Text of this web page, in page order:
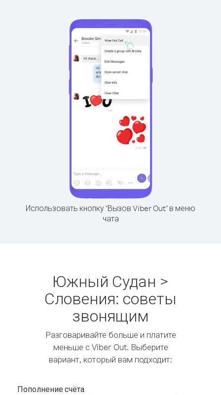
Использовать кнопку "Вызов Viber Out" в меню
чата
Южный Судан >
Словения: советы
звонящим
Разговаривайте больше и платите
меньше с Viber Out. Выберите
вариант, который вам подходит:
Пополнение счёта